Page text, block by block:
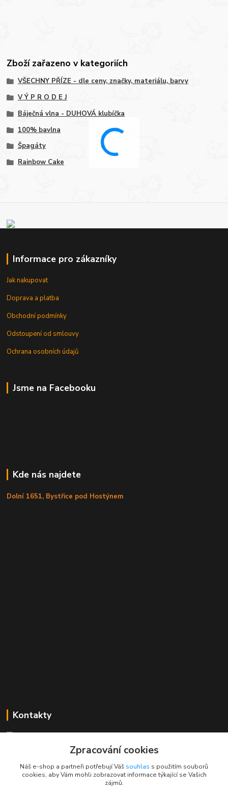
Zboží zařazeno v kategoriích
VŠECHNY PŘÍZE - dle ceny, značky, materiálu, barvy
V Ý P R O D E J
Báječná vlna - DUHOVÁ klubíčka
100% bavlna
Špagáty
Rainbow Cake
Informace pro zákazníky
Jak nakupovat
Doprava a platba
Obchodní podmínky
Odstoupení od smlouvy
Ochrana osobních údajů
Jsme na Facebooku
Kde nás najdete
Dolní 1651, Bystřice pod Hostýnem
Kontakty
+420 725 613 837
info@rajklubicek.cz
Zpracování cookies
Náš e-shop a partneři potřebují Váš souhlas s použitím souborů
cookies, aby Vám mohli zobrazovat informace týkající se Vašich
zájmů.